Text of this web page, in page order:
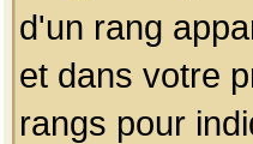
d'un rang
et dans votre
rangs pour